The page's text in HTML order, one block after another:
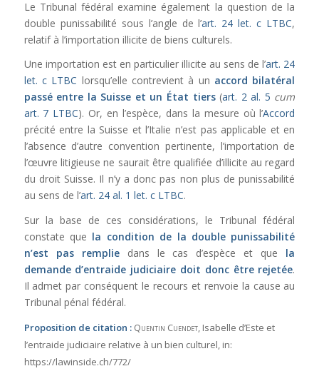
Le Tribunal fédéral examine également la question de la
double punissabilité sous l’angle de l’art. 24 let. c LTBC,
relatif à l’importation illicite de biens culturels.
Une importation est en particulier illicite au sens de l’art. 24
let. c LTBC lorsqu’elle contrevient à un accord bilatéral
passé entre la Suisse et un État tiers(art. 2 al. 5 cum
art. 7 LTBC). Or, en l’espèce, dans la mesure où l’Accord
précité entre la Suisse et l’Italie n’est pas applicable et en
l’absence d’autre convention pertinente, l’importation de
l’œuvre litigieuse ne saurait être qualifiée d’illicite au regard
du droit Suisse. Il n’y a donc pas non plus de punissabilité
au sens de l’art. 24 al. 1 let. c LTBC.
Sur la base de ces considérations, le Tribunal fédéral
constate que la condition de la double punissabilité
n’est pas rempliedans le cas d’espèce et que la
demande d’entraide judiciaire doit donc être rejetée.
Il admet par conséquent le recours et renvoie la cause au
Tribunal pénal fédéral.
Proposition de citation : Quentin Cuendet, Isabelle d’Este et
l’entraide judiciaire relative à un bien culturel, in:
https://lawinside.ch/772/